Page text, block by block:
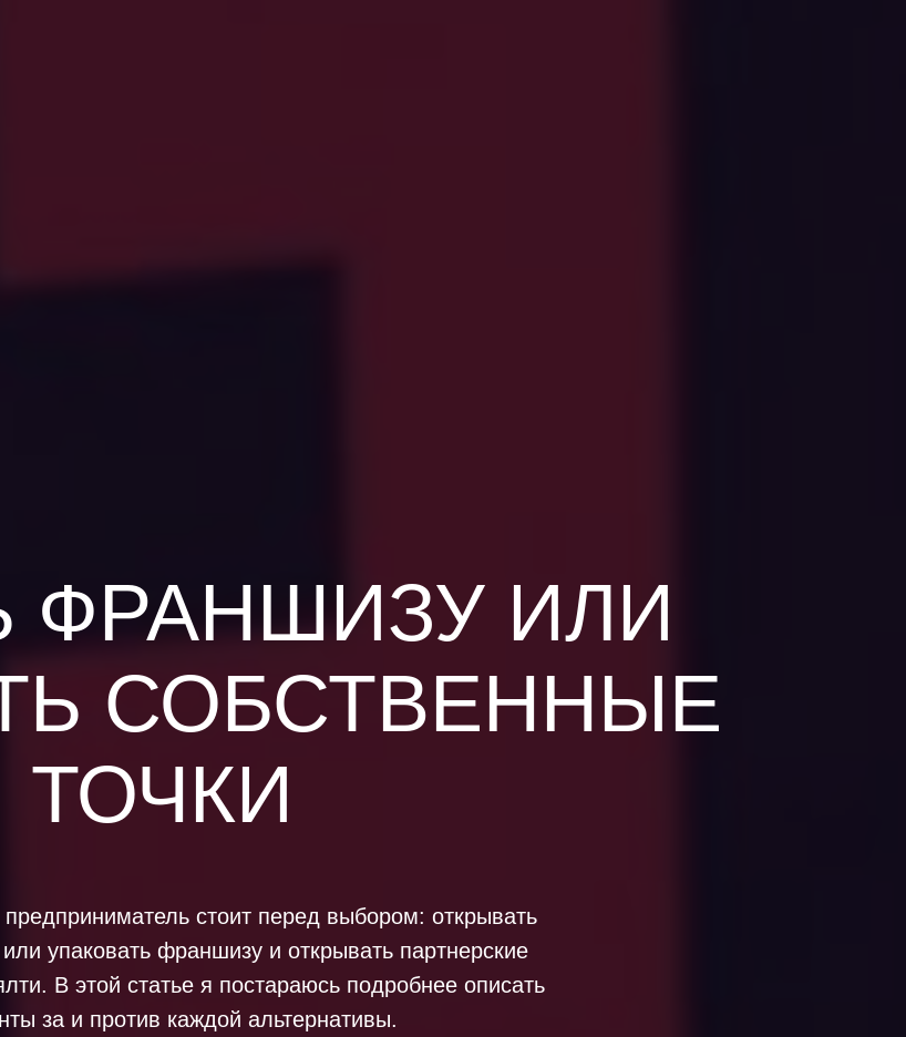
ФРАНШИЗУ ИЛИ
СОБСТВЕННЫЕ
ТОЧКИ
стоит перед выбором: открывать
упаковать франшизу и открывать партнерские
В этой статье я постараюсь подробнее описать
за и против каждой альтернативы.